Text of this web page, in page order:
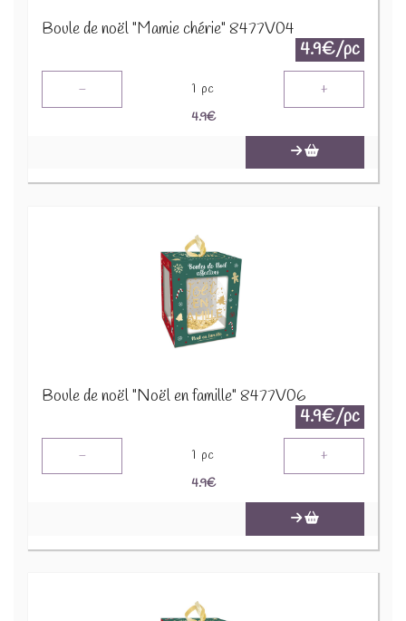
Boule de noël "Mamie chérie" 8477V04
4.9€/pc
- 1 pc +
4.9€
Boule de noël "Noël en famille" 8477V06
4.9€/pc
- 1 pc +
4.9€